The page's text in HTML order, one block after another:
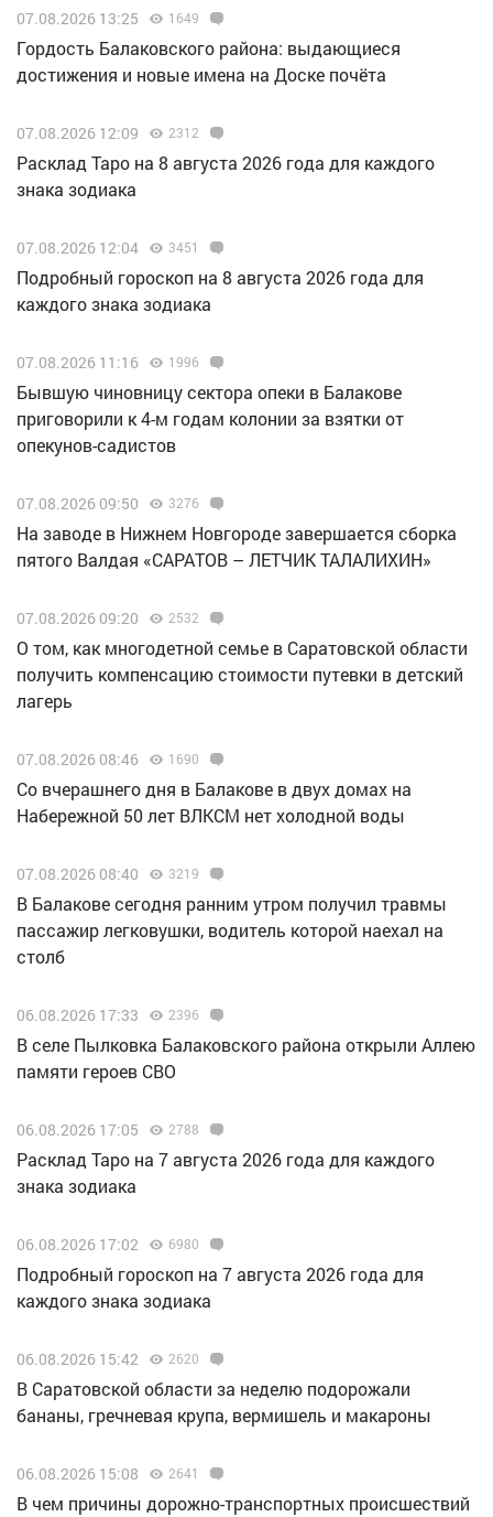
07.08.2026 13:25 1649
Гордость Балаковского района: выдающиеся
достижения и новые имена на Доске почёта
07.08.2026 12:09 2312
Расклад Таро на 8 августа 2026 года для каждого
знака зодиака
07.08.2026 12:04 3451
Подробный гороскоп на 8 августа 2026 года для
каждого знака зодиака
07.08.2026 11:16 1996
Бывшую чиновницу сектора опеки в Балакове
приговорили к 4-м годам колонии за взятки от
опекунов-садистов
07.08.2026 09:50 3276
Н️а заводе в Нижнем Новгороде завершается сборка
пятого Валдая «САРАТОВ – ЛЕТЧИК ТАЛАЛИХИН»
07.08.2026 09:20 2532
О том, как многодетной семье в Саратовской области
получить компенсацию стоимости путевки в детский
лагерь
07.08.2026 08:46 1690
Со вчерашнего дня в Балакове в двух домах на
Набережной 50 лет ВЛКСМ нет холодной воды
07.08.2026 08:40 3219
В Балакове сегодня ранним утром получил травмы
пассажир легковушки, водитель которой наехал на
столб
06.08.2026 17:33 2396
В селе Пылковка Балаковского района открыли Аллею
памяти героев СВО
06.08.2026 17:05 2788
Расклад Таро на 7 августа 2026 года для каждого
знака зодиака
06.08.2026 17:02 6980
Подробный гороскоп на 7 августа 2026 года для
каждого знака зодиака
06.08.2026 15:42 2620
В Саратовской области за неделю подорожали
бананы, гречневая крупа, вермишель и макароны
06.08.2026 15:08 2641
В чем причины дорожно-транспортных происшествий